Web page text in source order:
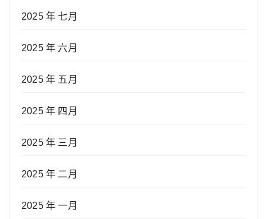
2025 年 七月
2025 年 六月
2025 年 五月
2025 年 四月
2025 年 三月
2025 年 二月
2025 年 一月